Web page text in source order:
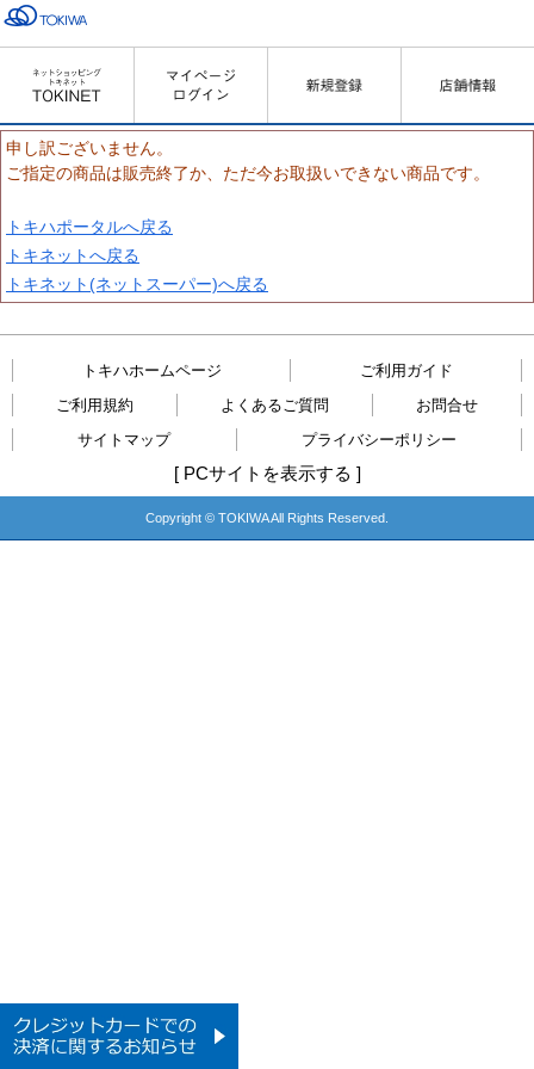
申し訳ございません。
ご指定の商品は販売終了か、ただ今お取扱いできない商品です。
トキハポータルへ戻る
トキネットへ戻る
トキネット(ネットスーパー)へ戻る
トキハホームページ
ご利用ガイド
ご利用規約
よくあるご質問
お問合せ
サイトマップ
プライバシーポリシー
[ PCサイトを表示する ]
Copyright © TOKIWA All Rights Reserved.